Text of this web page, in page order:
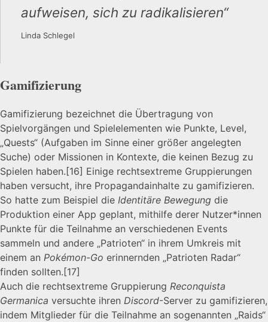
aufweisen, sich zu radikalisieren“
Linda Schlegel
Gamifizierung
Gamifizierung bezeichnet die Übertragung von
Spielvorgängen und Spielelementen wie Punkte, Level,
„Quests“ (Aufgaben im Sinne einer größer angelegten
Suche) oder Missionen in Kontexte, die keinen Bezug zu
Spielen haben. [16] Einige rechtsextreme Gruppierungen
haben versucht, ihre Propagandainhalte zu gamifizieren.
So hatte zum Beispiel die Identitäre Bewegung die
Produktion einer App geplant, mithilfe derer Nutzer*innen
Punkte für die Teilnahme an verschiedenen Events
sammeln und andere „Patrioten“ in ihrem Umkreis mit
einem an Pokémon-Go erinnernden „Patrioten Radar“
finden sollten. [17]
Auch die rechtsextreme Gruppierung Reconquista
Germanica versuchte ihren Discord-Server zu gamifizieren,
indem Mitglieder für die Teilnahme an sogenannten „Raids“